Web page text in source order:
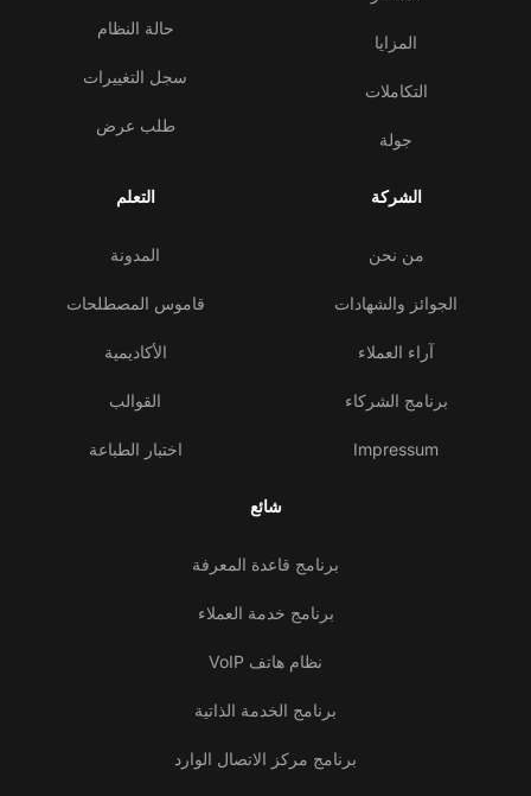
المزايا
التكاملات
جولة
حالة النظام
سجل التغييرات
طلب عرض
الشركة
من نحن
الجوائز والشهادات
آراء العملاء
برنامج الشركاء
Impressum
التعلم
المدونة
قاموس المصطلحات
الأكاديمية
القوالب
اختبار الطباعة
شائع
برنامج قاعدة المعرفة
برنامج خدمة العملاء
نظام هاتف VoIP
برنامج الخدمة الذاتية
برنامج مركز الاتصال الوارد